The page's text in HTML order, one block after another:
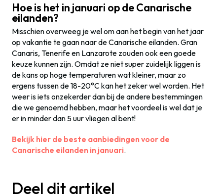
Hoe is het in januari op de Canarische
eilanden?
Misschien overweeg je wel om aan het begin van het jaar
op vakantie te gaan naar de Canarische eilanden. Gran
Canaris, Tenerife en Lanzarote zouden ook een goede
keuze kunnen zijn. Omdat ze niet super zuidelijk liggen is
de kans op hoge temperaturen wat kleiner, maar zo
ergens tussen de 18-20°C kan het zeker wel worden. Het
weer is iets onzekerder dan bij de andere bestemmingen
die we genoemd hebben, maar het voordeel is wel dat je
er in minder dan 5 uur vliegen al bent!
Bekijk hier de beste aanbiedingen voor de
Canarische eilanden in januari.
Deel dit artikel